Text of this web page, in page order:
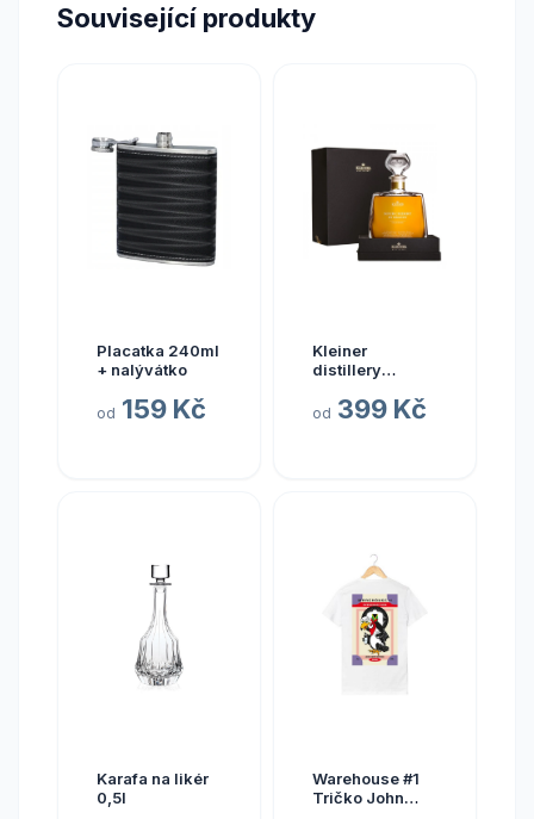
Související produkty
Placatka 240ml
+ nalývátko
od 159 Kč
Kleiner
distillery
krabička
od 399 Kč
Karafa na likér
0,5l
Warehouse #1
Tričko John